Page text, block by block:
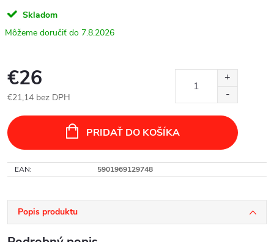
Skladom
7.8.2026
€26
€21,14 bez DPH
cena:
PRIDAŤ DO KOŠÍKA
EAN: 5901969129748
Popis produktu